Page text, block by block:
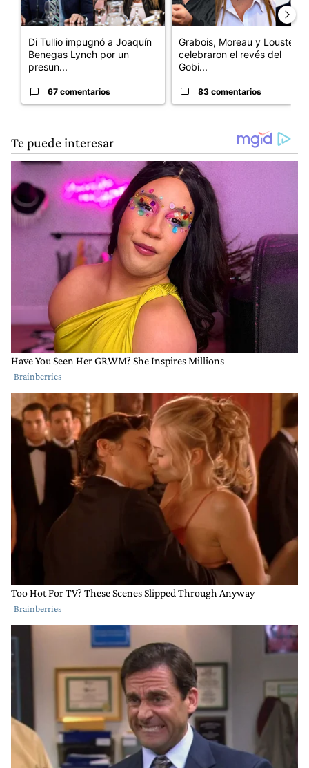
Di Tullio impugnó a Joaquín
Benegas Lynch por un
presun...
67 comentarios
Grabois, Moreau y Lousteau
celebraron el revés del
Gobi...
83 comentarios